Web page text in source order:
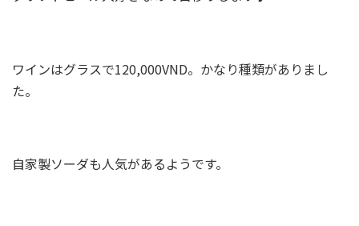
ワインはグラスで120,000VND。かなり種類がありまし
た。
自家製ソーダも人気があるようです。